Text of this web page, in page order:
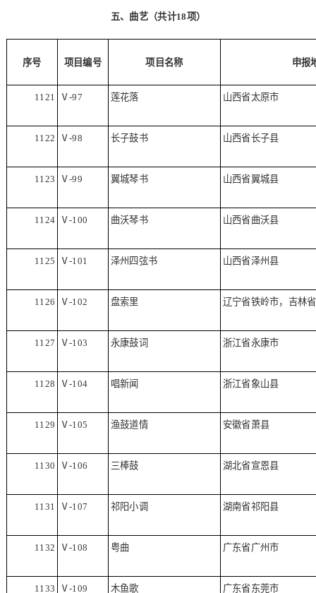
五、曲艺（共计18项）
序号 项目编号 项目名称 申报
1121 Ⅴ-97 莲花落 山西省太原市
1122 Ⅴ-98 长子鼓书 山西省长子县
1123 Ⅴ-99 翼城琴书 山西省翼城县
1124 Ⅴ-100 曲沃琴书 山西省曲沃县
1125 Ⅴ-101 泽州四弦书 山西省泽州县
1126 Ⅴ-102 盘索里 辽宁省铁岭市，吉林
1127 Ⅴ-103 永康鼓词 浙江省永康市
1128 Ⅴ-104 唱新闻 浙江省象山县
1129 Ⅴ-105 渔鼓道情 安徽省萧县
1130 Ⅴ-106 三棒鼓 湖北省宣恩县
1131 Ⅴ-107 祁阳小调 湖南省祁阳县
1132 Ⅴ-108 粤曲 广东省广州市
1133 Ⅴ-109 木鱼歌 广东省东莞市